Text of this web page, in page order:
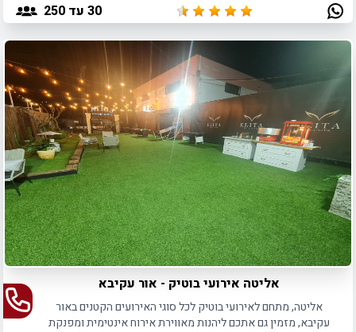
30 עד 250
אליטה אירועי בוטיק - אור עקיבא
אליטה, מתחם לאירועי בוטיק לכל סוגי האירועים הקטנים באור
עקיבא, מזמין גם אתכם ליהנות מאווירת אירוח אינטימית ומפנקת